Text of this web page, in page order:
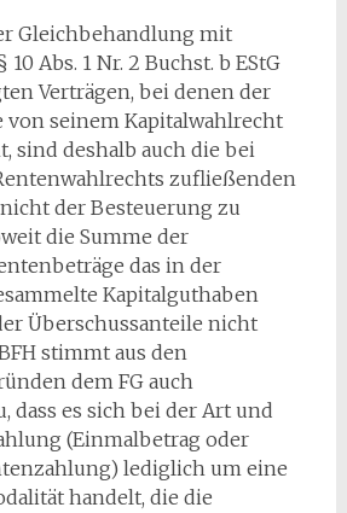
Gleichbehandlung mit
Abs. 1 Nr. 2 Buchst. b EStG
Verträgen, bei denen der
von seinem Kapitalwahlrecht
sind deshalb auch die bei
zufließenden
der Besteuerung zu
die Summe der
das in der
Kapitalguthaben
Überschussanteile nicht
stimmt aus den
dem FG auch
dass es sich bei der Art und
(Einmalbetrag oder
lediglich um eine
handelt, die die